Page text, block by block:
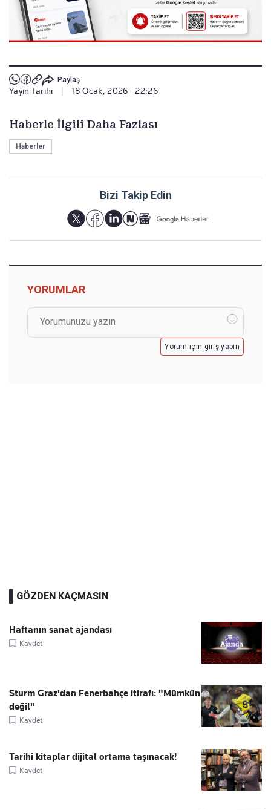
Paylaş
Yayın Tarihi 18 Ocak, 2026 - 22:26
Haberle İlgili Daha Fazlası
Haberler
Bizi Takip Edin
YORUMLAR
Yorum için giriş yapın
GÖZDEN KAÇMASIN
Haftanın sanat ajandası
Kaydet
Sturm Graz'dan Fenerbahçe itirafı: "Mümkün
değil"
Kaydet
Tarihî kitaplar dijital ortama taşınacak!
Kaydet